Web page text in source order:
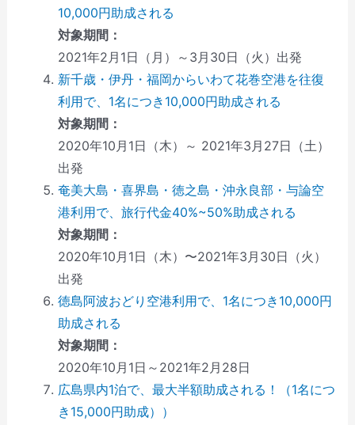
10,000円助成される
対象期間：
2021年2月1日（月）～3月30日（火）出発
新千歳・伊丹・福岡からいわて花巻空港を往復
利用で、1名につき10,000円助成される
対象期間：
2020年10月1日（木）～ 2021年3月27日（土）
出発
奄美大島・喜界島・徳之島・沖永良部・与論空
港利用で、旅行代金40%~50%助成される
対象期間：
2020年10月1日（木）〜2021年3月30日（火）
出発
徳島阿波おどり空港利用で、1名につき10,000円
助成される
対象期間：
2020年10月1日～2021年2月28日
広島県内1泊で、最大半額助成される！（1名につ
き15,000円助成））